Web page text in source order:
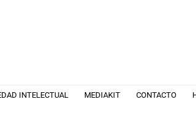
INTELECTUAL MEDIAKIT CONTACTO